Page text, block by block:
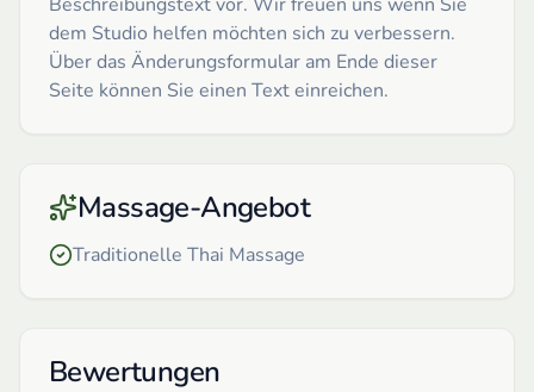
dem Studio helfen möchten sich zu verbessern.
Über das Änderungsformular am Ende dieser
Seite können Sie einen Text einreichen.
Massage-Angebot
Traditionelle Thai Massage
Bewertungen